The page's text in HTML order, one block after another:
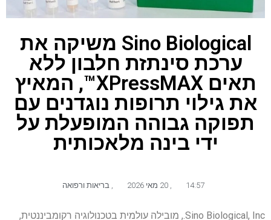
Sino Biological משיקה את
ערכת סינתזת חלבון ללא
תאים XPressMAX™, המאיץ
את גילוי תרופות נוגדנים עם
תפוקה גבוהה המופעלת על
ידי בינה מלאכותית
14:57 20 מאי 2026 בריאות ורפואה
Sino Biological, Inc., מובילה עולמית בטכנולוגיה רקומביננטית,